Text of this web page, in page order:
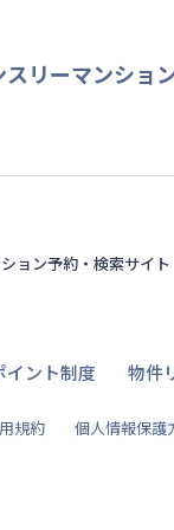
リーマンショ
ョン予約・検索サイト
イント制度 物件
規約 個人情報保護